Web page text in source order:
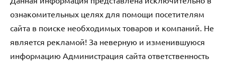
ознакомительных целях для помощи посетителям
сайта в поиске необходимых товаров и компаний. Не
является рекламой! За неверную и изменившуюся
информацию Администрация сайта ответственность